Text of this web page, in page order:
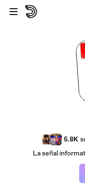
Saltar al contenido
5.8K
La señal